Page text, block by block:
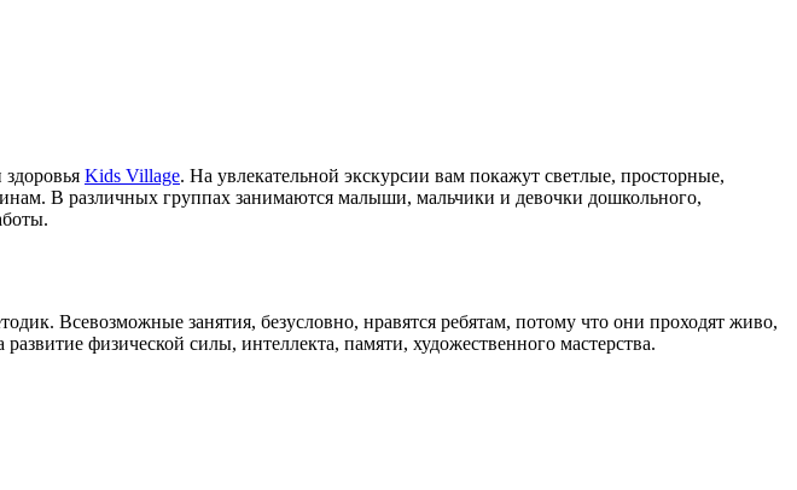
Kids Village. На увлекательной экскурсии вам покажут светлые, просторные,
В различных группах занимаются малыши, мальчики и девочки дошкольного,
Всевозможные занятия, безусловно, нравятся ребятам, потому что они проходят живо,
физической силы, интеллекта, памяти, художественного мастерства.